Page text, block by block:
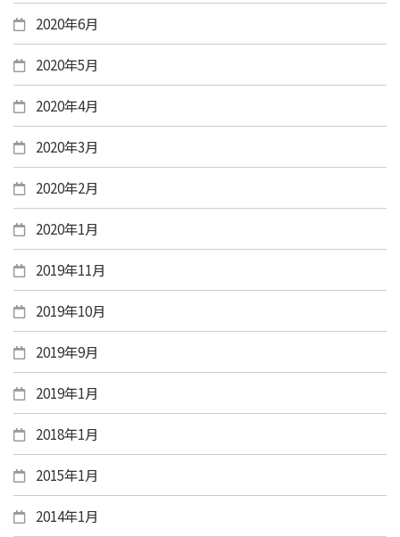
2020年6月
2020年5月
2020年4月
2020年3月
2020年2月
2020年1月
2019年11月
2019年10月
2019年9月
2019年1月
2018年1月
2015年1月
2014年1月